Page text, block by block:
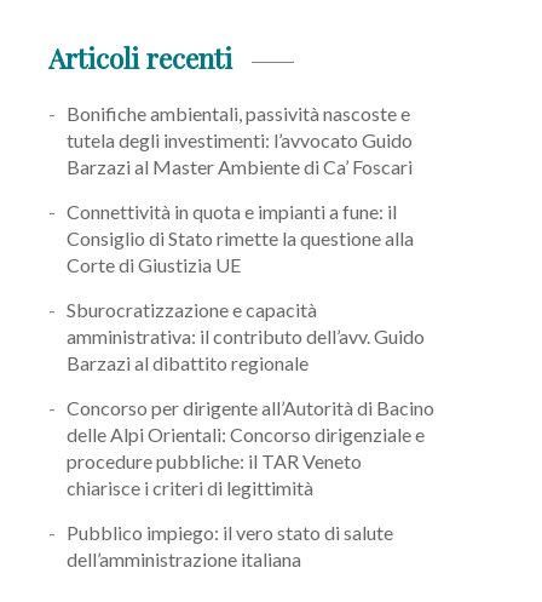
Articoli recenti
Bonifiche ambientali, passività nascoste e
tutela degli investimenti: l’avvocato Guido
Barzazi al Master Ambiente di Ca’ Foscari
Connettività in quota e impianti a fune: il
Consiglio di Stato rimette la questione alla
Corte di Giustizia UE
Sburocratizzazione e capacità
amministrativa: il contributo dell’avv. Guido
Barzazi al dibattito regionale
Concorso per dirigente all’Autorità di Bacino
delle Alpi Orientali: Concorso dirigenziale e
procedure pubbliche: il TAR Veneto
chiarisce i criteri di legittimità
Pubblico impiego: il vero stato di salute
dell’amministrazione italiana